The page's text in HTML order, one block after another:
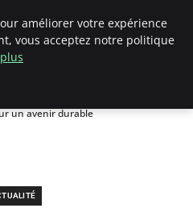
un avenir durable
améliorer votre expérience
vous acceptez notre politique